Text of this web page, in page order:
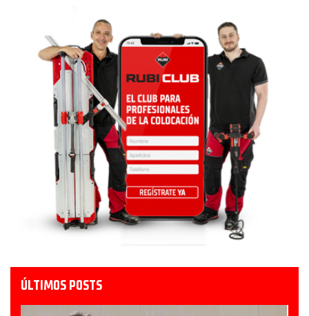
ÚLTIMOS POSTS